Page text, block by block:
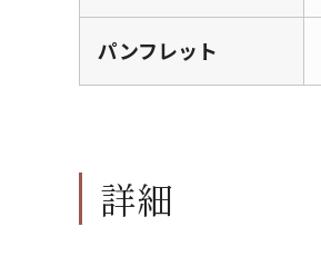
パンフレット
詳細